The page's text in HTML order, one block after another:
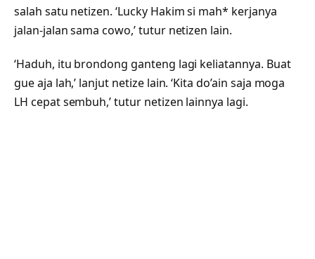
salah satu netizen. ‘Lucky Hakim si mah* kerjanya
jalan-jalan sama cowo,’ tutur netizen lain.
‘Haduh, itu brondong ganteng lagi keliatannya. Buat
gue aja lah,’ lanjut netize lain. ‘Kita do’ain saja moga
LH cepat sembuh,’ tutur netizen lainnya lagi.